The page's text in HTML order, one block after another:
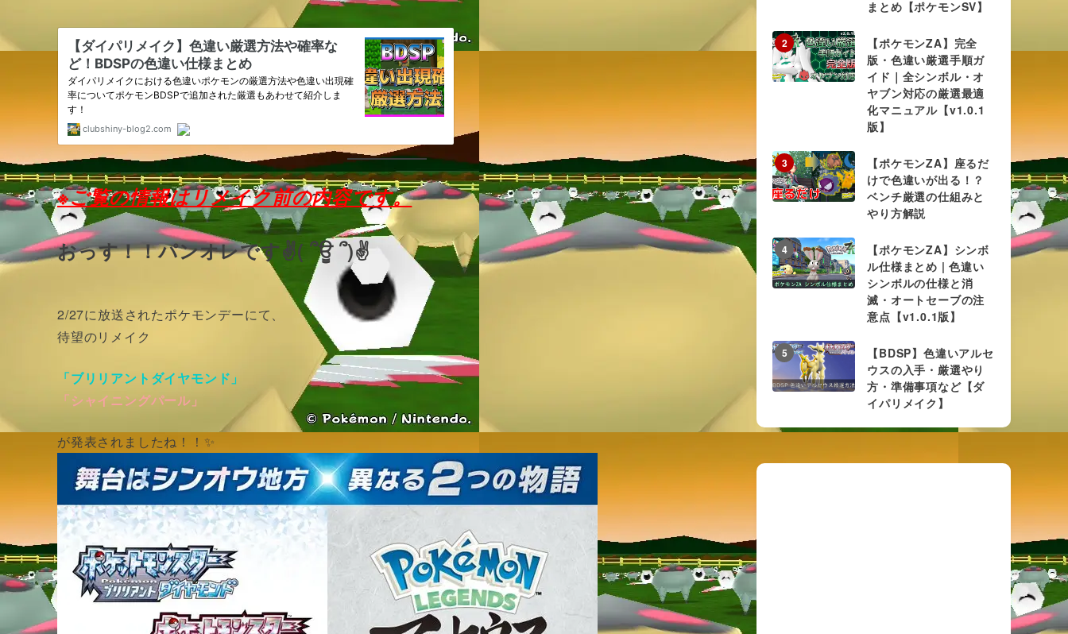
※ご覧の情報はリメイク前の内容です。
おっす！！パンオレです✌( ՞ਊ ՞)✌
2/27に放送されたポケモンデーにて、
待望のリメイク
「ブリリアントダイヤモンド」
「シャイニングパール」
が発表されましたね！！✨
まとめ【ポケモンSV】
2
【ポケモンZA】完全
版・色違い厳選手順ガ
イド｜全シンボル・オ
ヤブン対応の厳選最適
化マニュアル【v1.0.1
版】
3
【ポケモンZA】座るだ
けで色違いが出る！？
ベンチ厳選の仕組みと
やり方解説
4
【ポケモンZA】シンボ
ル仕様まとめ | 色違い
シンボルの仕様と消
滅・オートセーブの注
意点【v1.0.1版】
5
【BDSP】色違いアルセ
ウスの入手・厳選やり
方・準備事項など【ダ
イパリメイク】